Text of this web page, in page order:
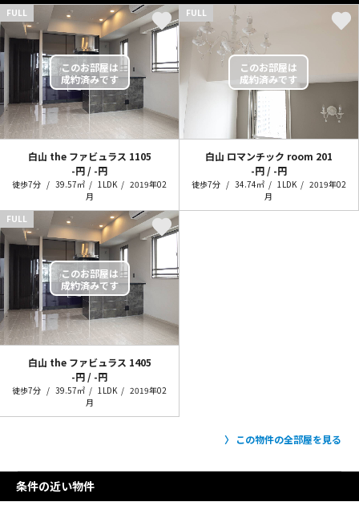
FULL
白山 the ファビュラス 1105
-円 / -円
徒歩7分 39.57㎡ 1LDK
2019年02
月
FULL
白山 ロマンチック room 201
-円 / -円
徒歩7分 34.74㎡ 1LDK
2019年02
月
FULL
白山 the ファビュラス 1405
-円 / -円
徒歩7分 39.57㎡ 1LDK
2019年02
月
この物件の全部屋を見る
条件の近い物件